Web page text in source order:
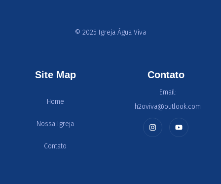
© 2025 Igreja Água Viva
Site Map
Home
Nossa Igreja
Contato
Contato
Email:
h2oviva@outlook.com